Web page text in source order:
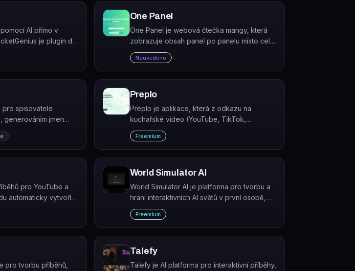
AI přímo v
je plugin do
vytváří strukturované
vstupu.
One Panel
One Panel je webová čtečka mangy, která
zobrazuje obsah panel po panelu místo celé
stránky najednou.
Neuvedeno
spisovatele
generováním jmen
Preplo
Preplo je aplikace, která z odkazu na
kuchařské video (YouTube, TikTok,
Instagram) okamžitě extrahuje kompletní
recept s ingrediencemi, cenami a postupem.
Freemium
pro YouTube a
automaticky vytvoří
a titulky.
World Simulator AI
World Simulator AI je platforma pro tvorbu a
hraní interaktivních AI světů v první osobě,
kde hráčovy volby přímo ovlivňují průběh
příběhu.
Freemium
pro tvorbu příběhů,
Talefy
Talefy je AI platforma pro interaktivní příběhy,